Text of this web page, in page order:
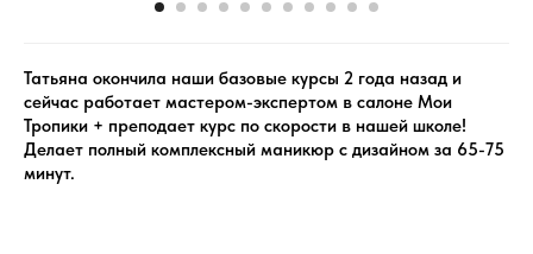
Татьяна окончила наши базовые курсы 2 года назад и
сейчас работает мастером-экспертом в салоне Мои
Тропики + преподает курс по скорости в нашей школе!
Делает полный комплексный маникюр с дизайном за 65-75
минут.